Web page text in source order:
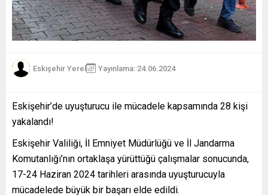
Eskişehir Yerel Yayınlama: 24.06.2024
Eskişehir’de uyuşturucu ile mücadele kapsamında 28 kişi
yakalandı!
Eskişehir Valiliği, İl Emniyet Müdürlüğü ve İl Jandarma
Komutanlığı’nın ortaklaşa yürüttüğü çalışmalar sonucunda,
17-24 Haziran 2024 tarihleri arasında uyuşturucuyla
mücadelede büyük bir başarı elde edildi.